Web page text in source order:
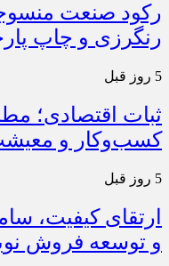
رکود صنعت
رنگرزی و چاپ
5 روز قبل
ثبات اقتصادی؛
کسب‌وکار و
5 روز قبل
ارتقای کیفیت،
و توسعه فروش